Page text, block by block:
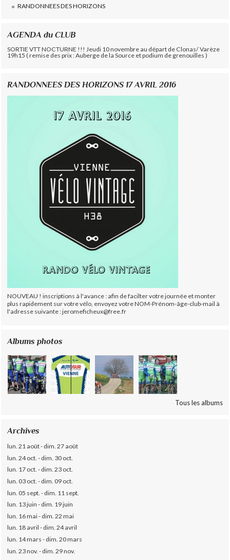
RANDONNEES DES HORIZONS
AGENDA du CLUB
SORTIE VTT NOCTURNE !!! Jeudi 10 novembre au départ de Clonas/ Varèze
19h15 ( remise des prix : Auberge de la Source et podium de grenouilles )
RANDONNEES DES HORIZONS 17 AVRIL 2016
NOUVEAU ! inscriptions à l'avance : afin de facilter votre journée et monter
plus rapidement sur votre vélo, envoyez votre NOM-Prénom-âge-club-mail à
l'adresse suivante : jeromeficheux@free.fr
Albums photos
Tous les albums
Archives
lun. 21 août - dim. 27 août
lun. 24 oct. - dim. 30 oct.
lun. 17 oct. - dim. 23 oct.
lun. 03 oct. - dim. 09 oct.
lun. 05 sept. - dim. 11 sept.
lun. 13 juin - dim. 19 juin
lun. 16 mai - dim. 22 mai
lun. 18 avril - dim. 24 avril
lun. 14 mars - dim. 20 mars
lun. 23 nov. - dim. 29 nov.